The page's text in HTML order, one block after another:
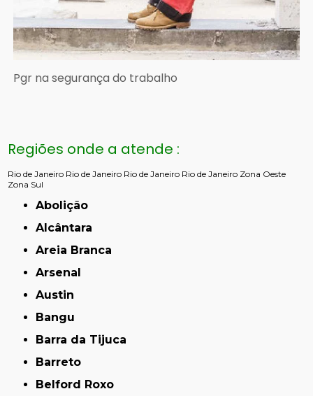
Pgr na segurança do trabalho
Regiões onde a atende :
Rio de Janeiro Rio de Janeiro Rio de Janeiro Rio de Janeiro Zona Oeste
Zona Sul
Abolição
Alcântara
Areia Branca
Arsenal
Austin
Bangu
Barra da Tijuca
Barreto
Belford Roxo